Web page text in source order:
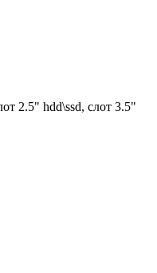
2.5" hdd\ssd, слот 3.5"